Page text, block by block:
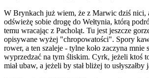
W Brynkach już wiem, że z Marwic dziś nici,
odświeżę sobie drogę do Wełtynia, którą
temu wracając z Pacholąt. Tu jest jeszcze
opisywane wyżej "chropowatości". Spory
rower, a ten szaleje - tylne koło zaczyna mnie
wyprzedzać na tym śliskim. Cyrk, jeżeli ktoś
miał ubaw, a jeżeli by stał bliżej to